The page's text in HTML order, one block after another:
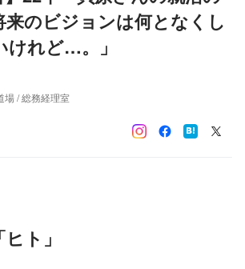
来のビジョンは何となくし
けれど…。」
場 / 総務経理室
ト」